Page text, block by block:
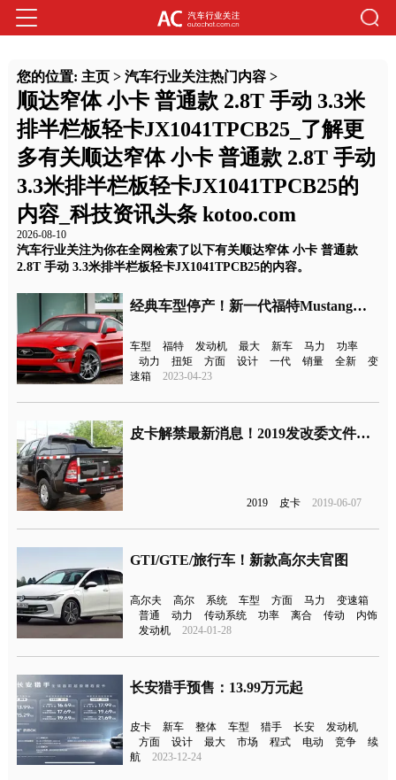
您的位置: 主页> 汽车行业关注热门内容>
顺达窄体 小卡 普通款 2.8T 手动 3.3米
排半栏板轻卡JX1041TPCB25_了解更
多有关顺达窄体 小卡 普通款 2.8T 手动
3.3米排半栏板轻卡JX1041TPCB25的
内容_科技资讯头条 kotoo.com
2026-08-10
汽车行业关注为你在全网检索了以下有关顺达窄体 小卡 普通款
2.8T 手动 3.3米排半栏板轻卡JX1041TPCB25的内容。
经典车型停产！新一代福特Mustang或今年引入国内
车型 福特 发动机 最大 新车 马力
功率
动力
扭矩 方面 设计 一代 销量 全新
变
速箱
2023-04-23
皮卡解禁最新消息！2019发改委文件：鼓励部分城市加快取消皮卡进城限制
2019 皮卡 2019-06-07
GTI/GTE/旅行车！新款高尔夫官图
高尔夫 高尔 系统 车型 方面 马力
变速箱
普通
动力 传动系统 功率 离合 传动
内饰
发动机
2024-01-28
长安猎手预售：13.99万元起
皮卡 新车 整体 车型 猎手 长安
发动机
方面
设计 最大 市场 程式 电动 竞争
续
航
2023-12-24